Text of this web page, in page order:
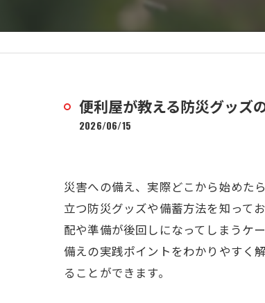
便利屋が教える防災グッズ
2026/06/15
災害への備え、実際どこから始めた
立つ防災グッズや備蓄方法を知って
配や準備が後回しになってしまうケ
備えの実践ポイントをわかりやすく
ることができます。